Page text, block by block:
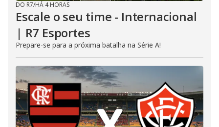
DO R7/HÁ 4 HORAS
Escale o seu time - Internacional
| R7 Esportes
Prepare-se para a próxima batalha na Série A!